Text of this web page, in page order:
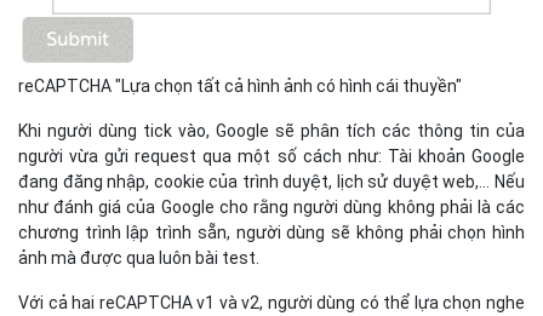
reCAPTCHA "Lựa chọn tất cả hình ảnh có hình cái thuyền"
Khi người dùng tick vào, Google sẽ phân tích các thông tin của
người vừa gửi request qua một số cách như: Tài khoản Google
đang đăng nhập, cookie của trình duyệt, lịch sử duyệt web,… Nếu
như đánh giá của Google cho rằng người dùng không phải là các
chương trình lập trình sẵn, người dùng sẽ không phải chọn hình
ảnh mà được qua luôn bài test.
Với cả hai reCAPTCHA v1 và v2, người dùng có thể lựa chọn nghe